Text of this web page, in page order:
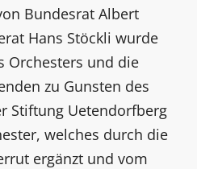
Bundesrat Albert
Hans Stöckli wurde
Orchesters und die
zu Gunsten des
Stiftung Uetendorfberg
welches durch die
ergänzt und vom